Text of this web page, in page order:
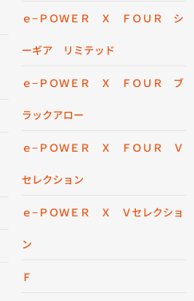
ｅ−ＰＯＷＥＲ Ｘ ＦＯＵＲ シ
ーギア リミテッド
ｅ−ＰＯＷＥＲ Ｘ ＦＯＵＲ ブ
ラックアロー
ｅ−ＰＯＷＥＲ Ｘ ＦＯＵＲ Ｖ
セレクション
ｅ−ＰＯＷＥＲ Ｘ Ｖセレクショ
ン
Ｆ